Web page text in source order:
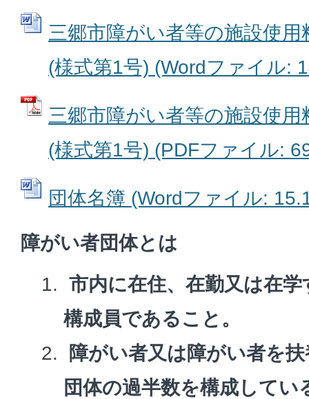
三郷市障がい者等の施設使
(様式第1号) (Wordファイル:
三郷市障がい者等の施設使
(様式第1号) (PDFファイル:
団体名簿 (Wordファイル:
障がい者団体とは
市内に在住、在勤又は在
構成員であること。
障がい者又は障がい者を
団体の過半数を構成してい